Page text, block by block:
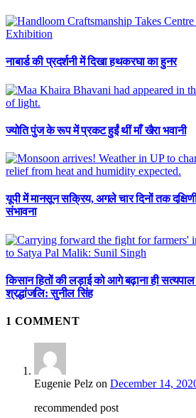
नाबार्ड की प्रदर्शनी में दिखा हथकरघा का हुनर
ज्योति पुंज के रूप में प्रकट हुईं थीं माँ खैरा भवानी
यूपी में मानसून सक्रिय, अगले चार दिनों तक
संभावना
किसान हितों की लड़ाई को आगे बढ़ाना ही
श्रद्धांजलि: सुनील सिंह
1 COMMENT
Eugenie Pelz on December 14,
recommended post